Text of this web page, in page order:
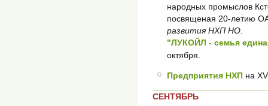
народных промыслов
посвященая 20-летию
развития НХП НО
"ЛУКОЙЛ - семья
октября.
Предприятия НХП на
СЕНТЯБРЬ